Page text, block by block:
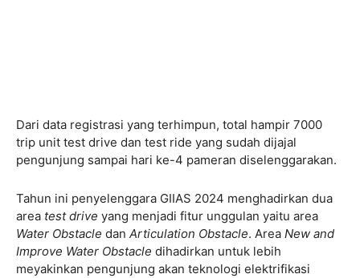
Dari data registrasi yang terhimpun, total hampir 7000
trip unit test drive dan test ride yang sudah dijajal
pengunjung sampai hari ke-4 pameran diselenggarakan.
Tahun ini penyelenggara GIIAS 2024 menghadirkan dua
area test drive yang menjadi fitur unggulan yaitu area
Water Obstacle dan Articulation Obstacle. Area New and
Improve Water Obstacle dihadirkan untuk lebih
meyakinkan pengunjung akan teknologi elektrifikasi